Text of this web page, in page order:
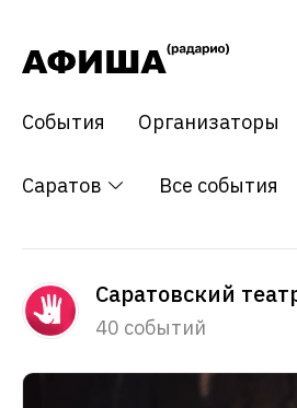
События Организаторы
Саратов Все события
Саратовский
40 событий